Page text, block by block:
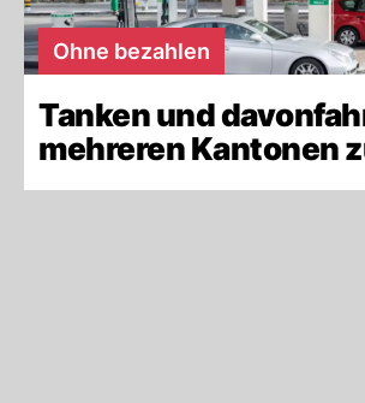
Ohne bezahlen
Tanken und
mehreren Kantonen